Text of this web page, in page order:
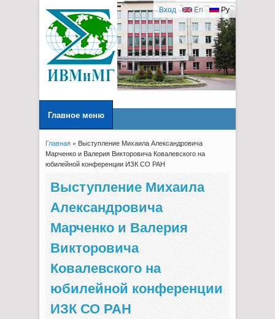
Ру
En
Вход
Главное меню
Вы здесь
Главная» Выступление Михаила Александровича
Марченко и Валерия Викторовича Ковалевского на
юбилейной конференции ИЗК СО РАН
Выступление Михаила
Александровича
Марченко и Валерия
Викторовича
Ковалевского на
юбилейной конференции
ИЗК СО РАН